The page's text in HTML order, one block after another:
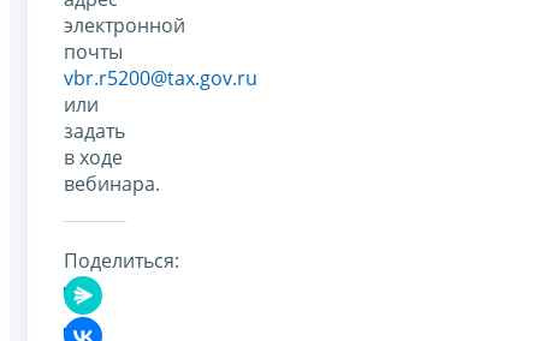
электронной
почты
vbr.r5200@tax.gov.ru
или
задать
в ходе
вебинара.
Поделиться: